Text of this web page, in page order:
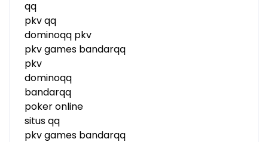
qq
pkv qq
dominoqq pkv
pkv games bandarqq
pkv
dominoqq
bandarqq
poker online
situs qq
pkv games bandarqq